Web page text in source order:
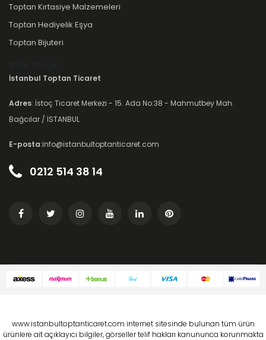
Toptan Kırtasiye Malzemeleri
Toptan Hediyelik Eşya
Toptan Bijuteri
İstanbul Toptan Ticaret
Adres: İstoç Ticaret Merkezi - 15. Ada No:38 - Mahmutbey Mah.
Bağcılar / İSTANBUL
E-posta:info@istanbultoptanticaret.com
0212 514 38 14
www.istanbultoptanticaret.com internet sitesinde bulunan tüm ürün
ürünlere ait açıklayıcı bilgiler, görseller telif hakları kanununca korunmakta